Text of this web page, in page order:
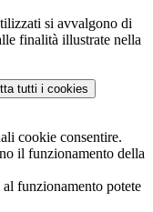
si avvalgono di
finalità illustrate nella
tutti i cookies
cookie consentire.
il funzionamento della
funzionamento potete